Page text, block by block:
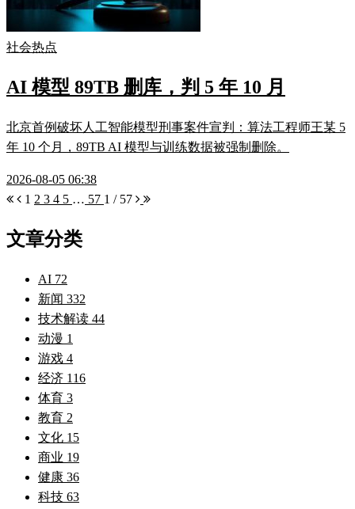
社会热点
AI 模型 89TB 删库，判 5 年 10 月
北京首例破坏人工智能模型刑事案件宣判：算法工程师王某 5
年 10 个月，89TB AI 模型与训练数据被强制删除。
2026-08-05 06:38
1 2 3 4 5 … 57 1 / 57
文章分类
AI 72
新闻 332
技术解读 44
动漫 1
游戏 4
经济 116
体育 3
教育 2
文化 15
商业 19
健康 36
科技 63